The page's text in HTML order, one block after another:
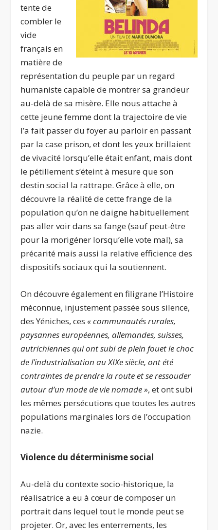
tente de
combler le
vide
français en
matière de
représentation du peuple par un regard
humaniste capable de montrer sa grandeur
au-delà de sa misère. Elle nous attache à
cette jeune femme dont la trajectoire de vie
l’a fait passer du foyer au parloir en passant
par la case prison, et dont les yeux brillaient
de vivacité lorsqu’elle était enfant, mais dont
le pétillement s’éteint à mesure que son
destin social la rattrape. Grâce à elle, on
découvre la réalité de cette frange de la
population qu’on ne daigne habituellement
pas aller voir dans sa fange (sauf peut-être
pour la morigéner lorsqu’elle vote mal), sa
précarité mais aussi la relative efficience des
dispositifs sociaux qui la soutiennent.
On découvre également en filigrane l’Histoire
méconnue, injustement passée sous silence,
des Yéniches, ces« communautés rurales,
paysannes européennes, allemandes, suisses,
autrichiennes qui ont subi de plein fouet le choc
de l’industrialisation au XIXesiècle, ont été
contraintes de prendre la route et se ressouder
autour d’un mode de vie nomade », et ont subi
les mêmes persécutions que toutes les autres
populations marginales lors de l’occupation
nazie.
Violence du déterminisme social
Au-delà du contexte socio-historique, la
réalisatrice a eu à cœur de composer un
portrait dans lequel tout le monde peut se
projeter. Or, avec les enterrements, les